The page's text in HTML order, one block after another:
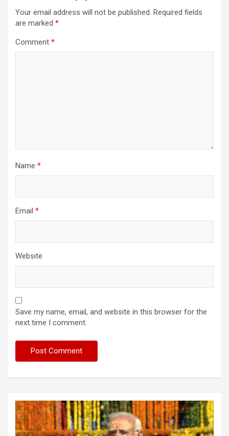
Your email address will not be published. Required fields
are marked *
Comment *
Name *
Email *
Website
Save my name, email, and website in this browser for the
next time I comment.